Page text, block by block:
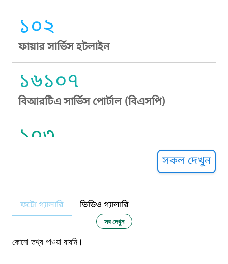
১০২
ফায়ার সার্ভিস হটলাইন
১৬১০৭
বিআরটিএ সার্ভিস পোর্টাল (বিএসপি)
১০৩
নারী ও শিশু নির্যাতন প্রতিরোধ
১০৬
সকল দেখুন
ফটো গ্যালারি ভিডিও গ্যালারি
সব দেখুন
কোনো তথ্য পাওয়া যায়নি।